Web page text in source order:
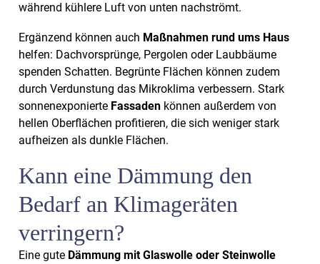
während kühlere Luft von unten nachströmt.
Ergänzend können auch Maßnahmen rund ums Haus
helfen: Dachvorsprünge, Pergolen oder Laubbäume
spenden Schatten. Begrünte Flächen können zudem
durch Verdunstung das Mikroklima verbessern. Stark
sonnenexponierte Fassaden können außerdem von
hellen Oberflächen profitieren, die sich weniger stark
aufheizen als dunkle Flächen.
Kann eine Dämmung den
Bedarf an Klimageräten
verringern?
Eine gute Dämmung mit Glaswolle oder Steinwolle